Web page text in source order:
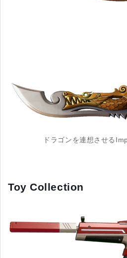
ドラゴンを連想させる
Toy Collection